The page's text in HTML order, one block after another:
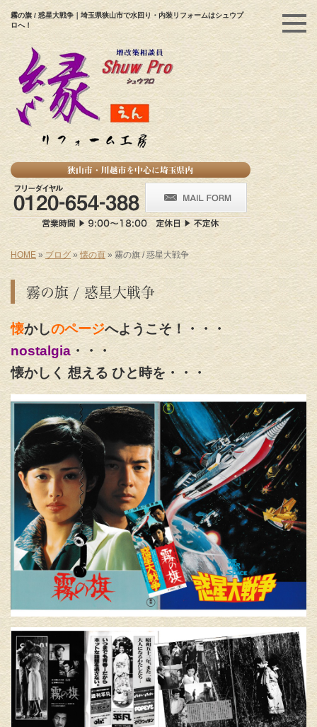
霧の旗 / 惑星大戦争｜埼玉県狭山市で水回り・内装リフォームはシュウプ
ロへ！
HOME »ブログ » 懐の頁 » 霧の旗 / 惑星大戦争
霧の旗 / 惑星大戦争
懐かしのページへようこそ！・・・
nostalgia ・・・
懐かしく 想える ひと時を・・・